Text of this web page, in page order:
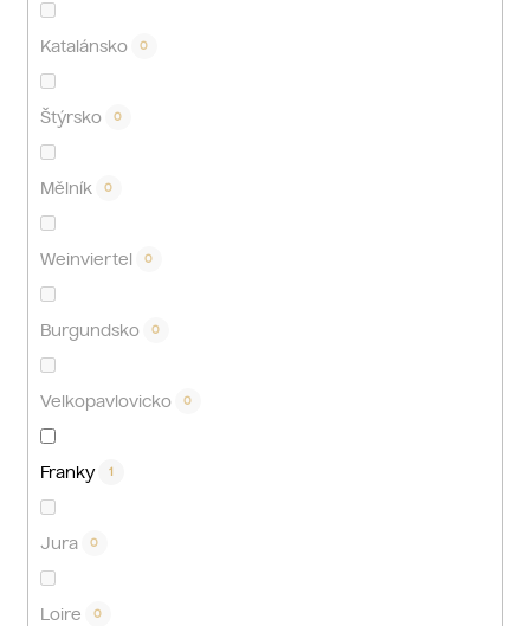
Katalánsko 0
Štýrsko 0
Mělník 0
Weinviertel 0
Burgundsko 0
Velkopavlovicko 0
Franky 1
Jura 0
Loire 0